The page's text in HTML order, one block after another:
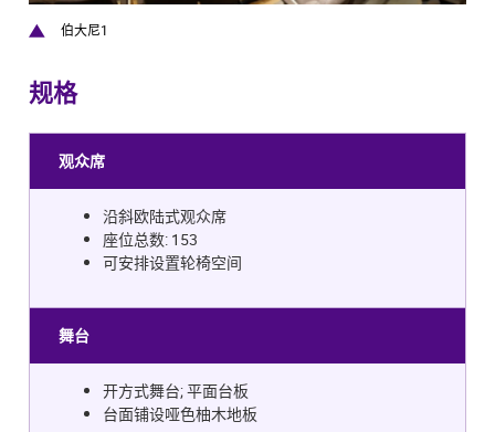
伯大尼1
规格
观众席
沿斜欧陆式观众席
座位总数: 153
可安排设置轮椅空间
舞台
开方式舞台; 平面台板
台面铺设哑色柚木地板